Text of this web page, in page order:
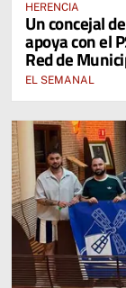
HERENCIA
Un concejal
apoya con el
Red de
EL SEMANAL